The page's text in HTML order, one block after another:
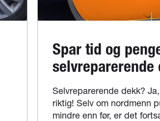
Spar tid og
selvreparerende
Selvreparerende dekk?
riktig! Selv om nordmenn
mindre enn før, er det